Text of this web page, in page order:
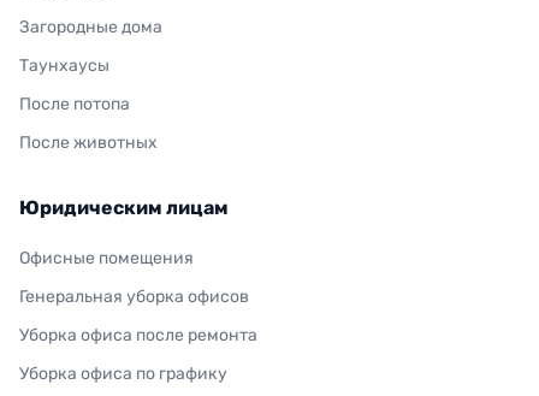
Загородные дома
Таунхаусы
После потопа
После животных
Юридическим лицам
Офисные помещения
Генеральная уборка офисов
Уборка офиса после ремонта
Уборка офиса по графику